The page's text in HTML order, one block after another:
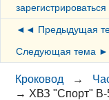
зарегистрироваться
◄◄ Предыдущая
Следующая тема
Кроковод →
→ ХВЗ "Спорт" В-